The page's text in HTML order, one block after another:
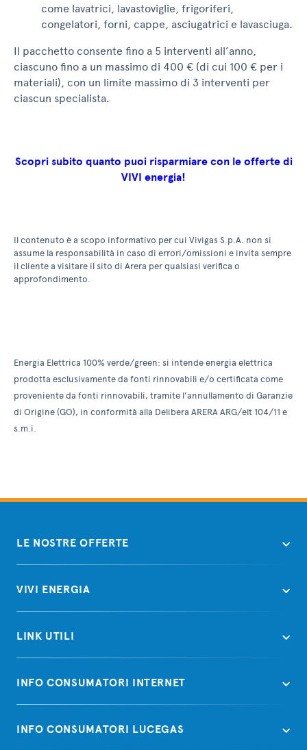
come lavatrici, lavastoviglie, frigoriferi,
congelatori, forni, cappe, asciugatrici e lavasciuga.
Il pacchetto consente fino a 5 interventi all’anno,
ciascuno fino a un massimo di 400 € (di cui 100 € per i
materiali), con un limite massimo di 3 interventi per
ciascun specialista.
Scopri subito quanto puoi risparmiare con le offerte di
VIVI energia!
Il contenuto è a scopo informativo per cui Vivigas S.p.A. non si
assume la responsabilità in caso di errori/omissioni e invita sempre
il cliente a visitare il sito di Arera per qualsiasi verifica o
approfondimento.
Energia Elettrica 100% verde/green: si intende energia elettrica
prodotta esclusivamente da fonti rinnovabili e/o certificata come
proveniente da fonti rinnovabili, tramite l’annullamento di Garanzie
di Origine (GO), in conformità alla Delibera ARERA ARG/elt 104/11 e
s.m.i.
LE NOSTRE OFFERTE
VIVI ENERGIA
LINK UTILI
INFO CONSUMATORI INTERNET
INFO CONSUMATORI LUCEGAS